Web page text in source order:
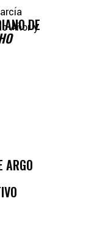
Añor y
DE
ARGO